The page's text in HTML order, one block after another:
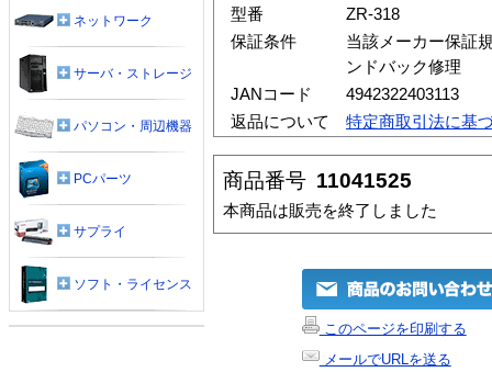
型番
ZR-318
保証条件
当該メーカー保証
ンドバック修理
JANコード
4942322403113
返品について
特定商取引法に基
商品番号 11041525
本商品は販売を終了しました
このページを印刷する
メールでURLを送る
ネットワーク
サーバ・ストレージ
パソコン・周辺機器
PCパーツ
サプライ
ソフト・ライセンス